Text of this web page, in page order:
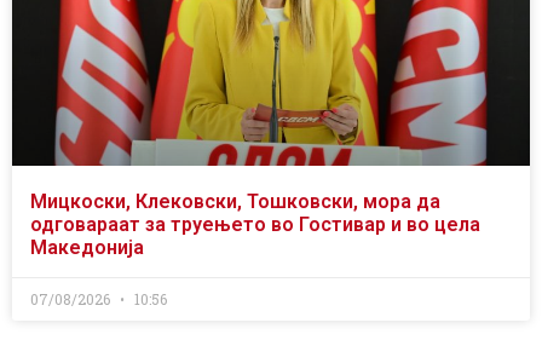
Мицкоски, Клековски, Тошковски, мора да
одговараат за труењето во Гостивар и во цела
Македонија
07/08/2026 10:56